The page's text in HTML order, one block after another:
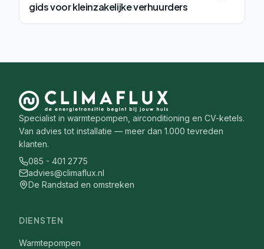
gids voor kleinzakelijke verhuurders
Specialist in warmtepompen, airconditioning en CV-ketels.
Van advies tot installatie — meer dan 1.000 tevreden
klanten.
085 - 401 2775
advies@climaflux.nl
De Randstad en omstreken
DIENSTEN
Warmtepompen